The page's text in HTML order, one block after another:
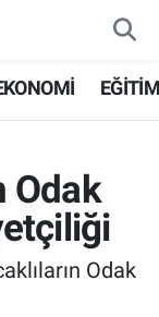
Odak
Odak